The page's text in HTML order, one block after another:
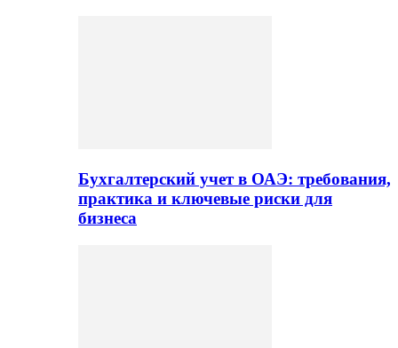
Бухгалтерский учет в ОАЭ: требования,
практика и ключевые риски для
бизнеса